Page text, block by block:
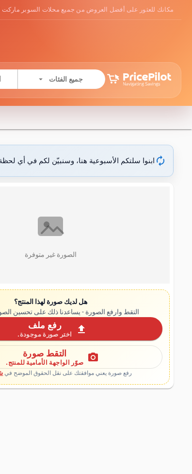
مكانك للعثور على أفضل العروض من جميع محلات السوبر ماركت
جميع الفئات arrow_drop_down
autorenew ابنوا سلتكم الأسبوعية هنا، وسنبيّن لكم في أي
الصورة غير متوفرة
هل لديك صورة لهذا المنتج؟
التقط وارفع الصورة - يساعدنا ذلك على تحسين
upload رفع ملف
اختر صورة موجودة.
photo_camera التقط صورة
صوّر الواجهة الأمامية للمنتج.
رفع صورة يعني موافقتك على نقل الحقوق الموضح في